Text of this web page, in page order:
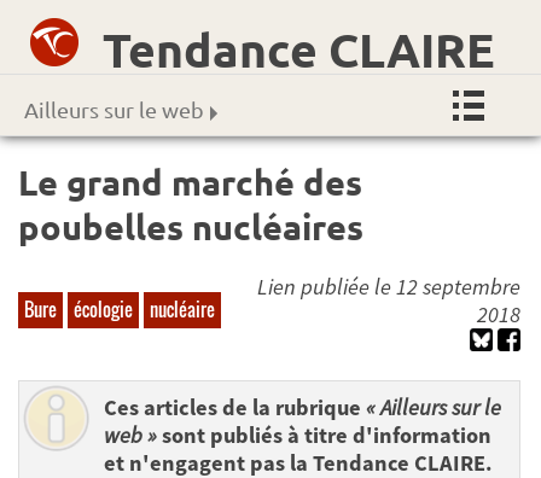
Tendance CLAIRE
Ailleurs sur le web
Le grand marché des
poubelles nucléaires
Bure écologie nucléaire
Lien publiée le 12 septembre
2018
Ces articles de la rubrique « Ailleurs sur le
web »sont publiés à titre d'information
et n'engagent pas la Tendance CLAIRE.